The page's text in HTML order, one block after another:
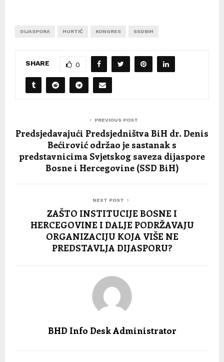
DIJASPORA HURTIĆ KONGRES SSDBIH
SHARE 0
PREVIOUS POST
Predsjedavajući Predsjedništva BiH dr. Denis
Bećirović održao je sastanak s
predstavnicima Svjetskog saveza dijaspore
Bosne i Hercegovine (SSD BiH)
NEXT POST
ZAŠTO INSTITUCIJE BOSNE I
HERCEGOVINE I DALJE PODRŽAVAJU
ORGANIZACIJU KOJA VIŠE NE
PREDSTAVLJA DIJASPORU?
BHD Info Desk Administrator